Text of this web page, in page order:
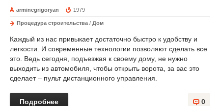
arminegrigoryan 1979
Процедура строительства / Дом
Каждый из нас привыкает достаточно быстро к удобству и
легкости. И современные технологии позволяют сделать все
это. Ведь сегодня, подъезжая к своему дому, не нужно
выходить из автомобиля, чтобы открыть ворота, за вас это
сделает – пульт дистанционного управления.
0
Подробнее